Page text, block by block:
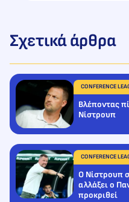
Σχετικά άρθρα
CONFERENCE
Βλέποντας
Νίστρουπ
CONFERENCE
Ο Νίστρουπ
αλλάξει ο
προκριθεί